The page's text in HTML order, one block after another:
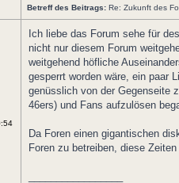
Betreff des Beitrags: Re: Zukunft des
Ich liebe das Forum sehe für
nicht nur diesem Forum
weitgehend höfliche
gesperrt worden wäre, ein paar
genüsslich von der Gegenseite
46ers) und Fans aufzulösen
Da Foren einen gigantischen
Foren zu betreiben, diese